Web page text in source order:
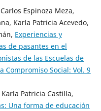
Espinoza Meza,
Karla Patricia Acevedo,
Experiencias y
de pasantes en el
de las Escuelas de
Compromiso Social: Vol. 9
Patricia Castilla,
Una forma de educación